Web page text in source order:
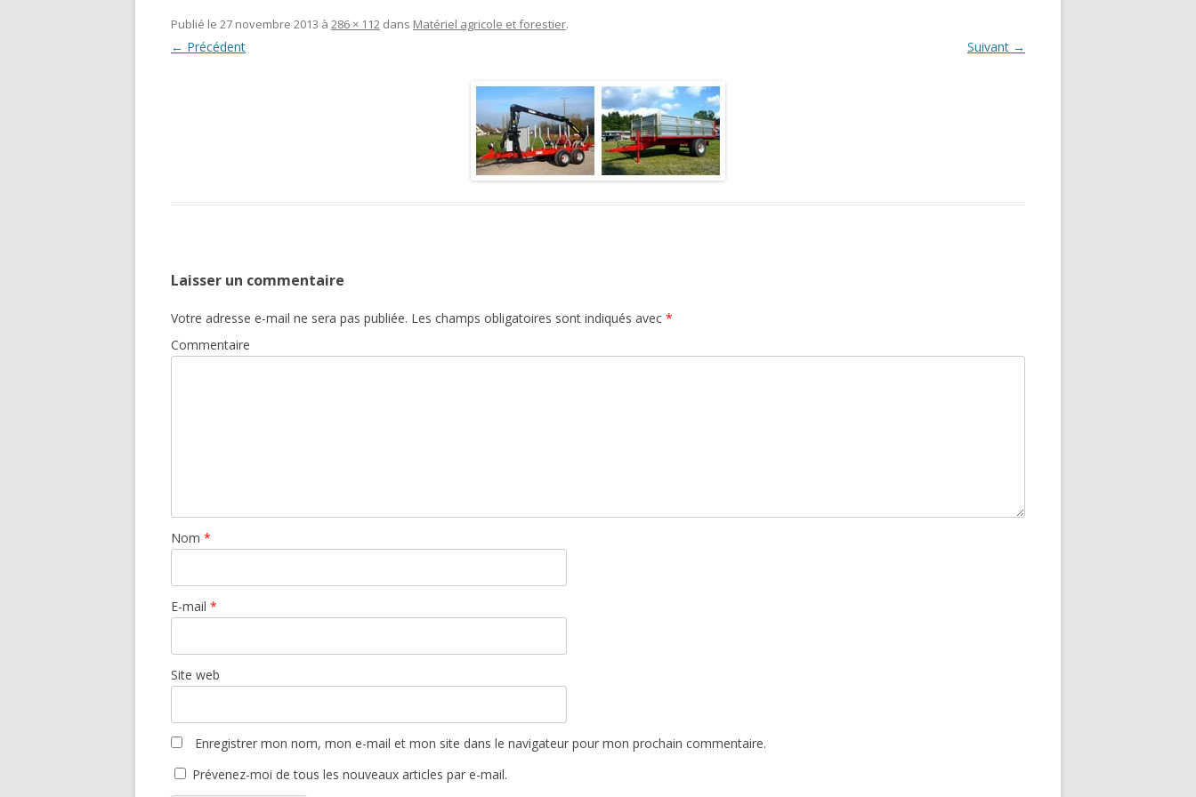
Publié le 27 novembre 2013 à 286 × 112 dans Matériel agricole et forestier.
← Précédent Suivant →
Laisser un commentaire
Votre adresse e-mail ne sera pas publiée. Les champs obligatoires sont indiqués avec *
Commentaire
Nom *
E-mail *
Site web
Enregistrer mon nom, mon e-mail et mon site dans le navigateur pour mon prochain commentaire.
Prévenez-moi de tous les nouveaux articles par e-mail.